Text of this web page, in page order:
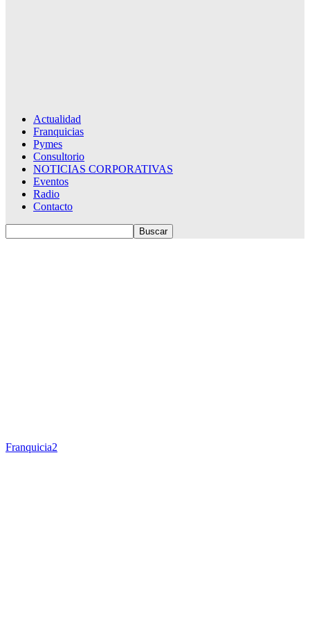
Actualidad
Franquicias
Pymes
Consultorio
NOTICIAS CORPORATIVAS
Eventos
Radio
Contacto
Franquicia2